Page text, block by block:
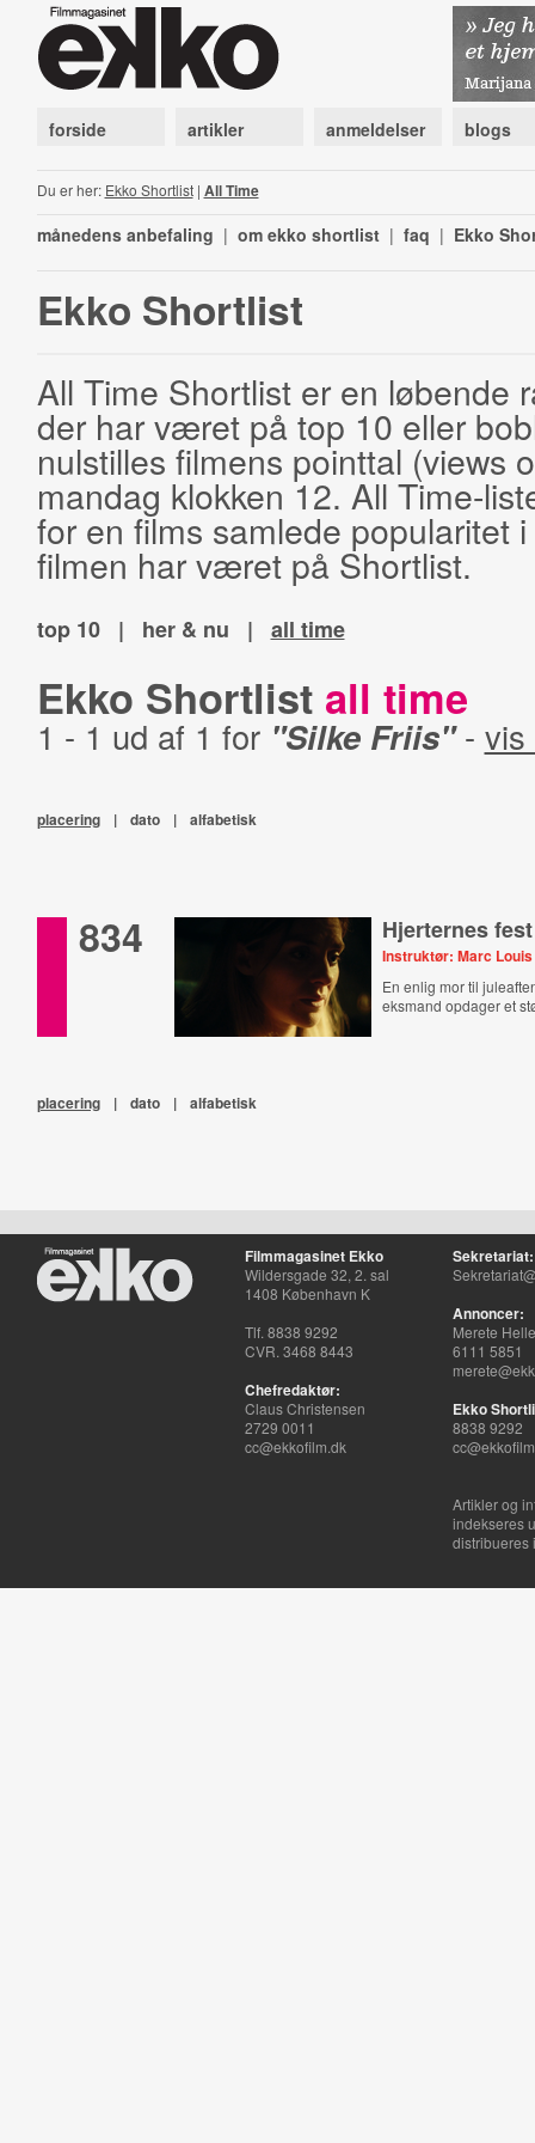
forside artikler anmeldelser blogs
Du er her: Ekko Shortlist| All Time
månedens anbefaling | om ekko shortlist | faq | Ekko
Ekko Shortlist
All Time Shortlist er en løbende
der har været på top 10 eller
nulstilles filmens pointtal (views
mandag klokken 12. All Time-
for en films samlede popularitet
filmen har været på Shortlist.
top 10 | her & nu | all time
Ekko Shortlist all time
1 - 1 ud af 1 for "Silke Friis"- vis
placering | dato | alfabetisk
834 Hjerternes fest
Instruktør: Marc
En enlig mor til
eksmand opdager et
placering | dato | alfabetisk
Filmmagasinet Ekko
Wildersgade 32, 2. sal
1408 København K
Tlf. 8838 9292
CVR. 3468 8443
Chefredaktør:
Claus Christensen
2729 0011
cc@ekkofilm.dk
Sekretariat:
Annoncer:
Merete
6111 5851
Ekko
8838 9292
Artikler og
indekseres
distribueres